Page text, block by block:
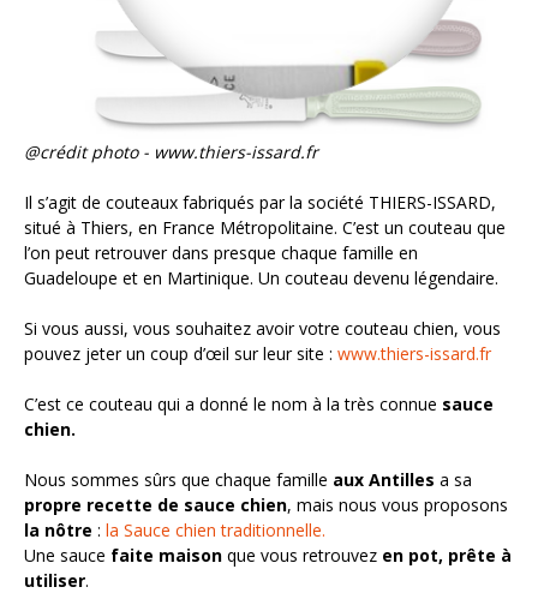
@crédit photo - www.thiers-issard.fr
Il s’agit de couteaux fabriqués par la société THIERS-ISSARD,
situé à Thiers, en France Métropolitaine. C’est un couteau que
l’on peut retrouver dans presque chaque famille en
Guadeloupe et en Martinique. Un couteau devenu légendaire.
Si vous aussi, vous souhaitez avoir votre couteau chien, vous
pouvez jeter un coup d’œil sur leur site : www.thiers-issard.fr
C’est ce couteau qui a donné le nom à la très connue sauce
chien.
Nous sommes sûrs que chaque famille aux Antilles a sa
propre recette de sauce chien, mais nous vous proposons
la nôtre : la Sauce chien traditionnelle.
Une sauce faite maison que vous retrouvez en pot, prête à
utiliser.